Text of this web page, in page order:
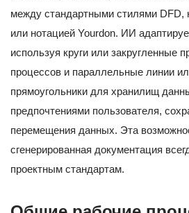
между стандартными стилями DFD,
или нотацией Yourdon. ИИ
используя круги или закругленные
процессов и параллельные линии
прямоугольники для хранилищ
предпочтениями пользователя,
перемещения данных. Эта
сгенерированная документация
проектным стандартам.